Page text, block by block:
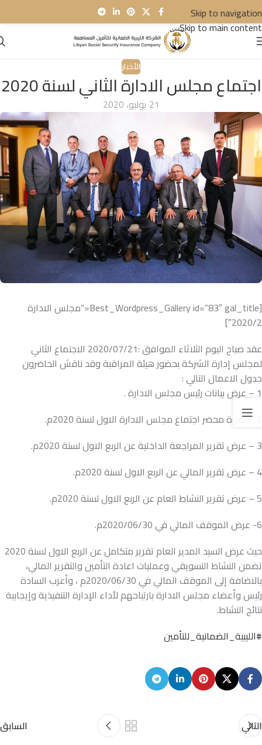
Skip to navigation
Skip to main content
الأخبار
اجتماع مجلس الادارة الثاني لسنة 2020
21 يوليو، 2020
[Best_Wordpress_Gallery id=”83″ gal_title=”مجلس الادارة
2020/2″]
عقد صباح اليوم الثلاثاء الموافق :2020/07/21 الاجتماع الثاني
لمجلس إدارة الشركة بحضور هيئة المراقبة وقد ناقش الحاضرون
جدول الاعمال التالي :
1 – عرض بيانات رئيس مجلس الادارة .
3 – عرض تقرير المراجعة الداخلية عن الربع الاول لسنة 2020م.
4 – عرض تقرير المالي عن الربع الاول لسنة 2020م.
5 – عرض تقرير النشاط العام عن الربع الاول لسنة 2020م.
6- عرض الموقف المالي في 2020/06/30م.
حيث عرض السيد المدير العام تقرير متكامل عن الربع الاول لسنة 2020
تضمن النشاط التسويقي وعمليات اعادة التأمين والتقرير المالي،
بالاضافة إلى الموقف المالي في 2020/06/30م ، وأعرب السادة
رئيس وأعضاء مجلس الادارة بارتياحهم لأداء الإدارة التنفيذية وإيجابية
نتائج النشاط.
#الليبية_الضمانية_للتأمين
التالي السابق